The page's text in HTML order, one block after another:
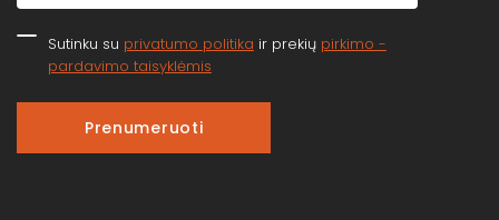
Sutinku su privatumo politika ir prekių pirkimo -
pardavimo taisyklėmis
Prenumeruoti